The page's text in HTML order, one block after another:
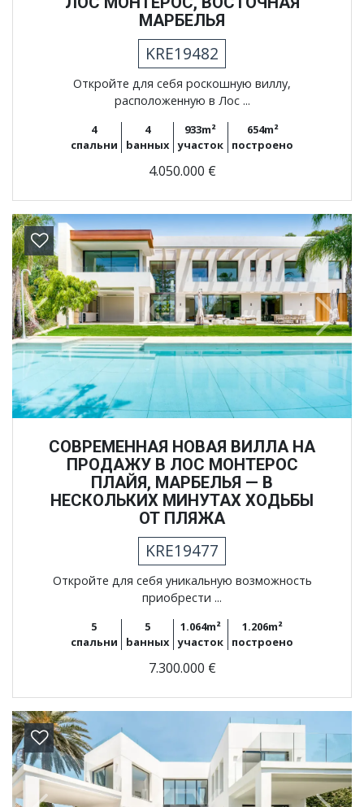
МАРБЕЛЬЯ
KRE19482
Откройте для себя роскошную виллу,
расположенную в Лос ...
4
спальни
4
bанных
933m²
участок
654m²
построено
4.050.000 €
Previous Next
СОВРЕМЕННАЯ НОВАЯ ВИЛЛА НА
ПРОДАЖУ В ЛОС МОНТЕРОС
ПЛАЙЯ, МАРБЕЛЬЯ — В
НЕСКОЛЬКИХ МИНУТАХ ХОДЬБЫ
ОТ ПЛЯЖА
KRE19477
Откройте для себя уникальную возможность
приобрести ...
5
спальни
5
bанных
1.064m²
участок
1.206m²
построено
7.300.000 €